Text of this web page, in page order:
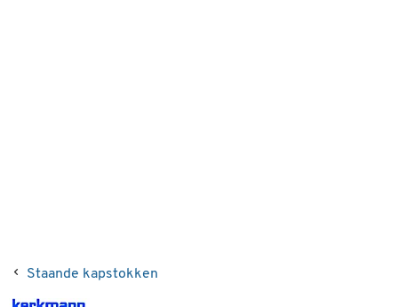
Staande kapstokken